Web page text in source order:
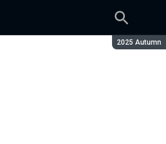
Сезон:
2025 Autumn